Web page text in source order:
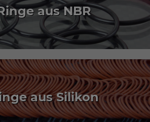
aus NBR
aus Silikon